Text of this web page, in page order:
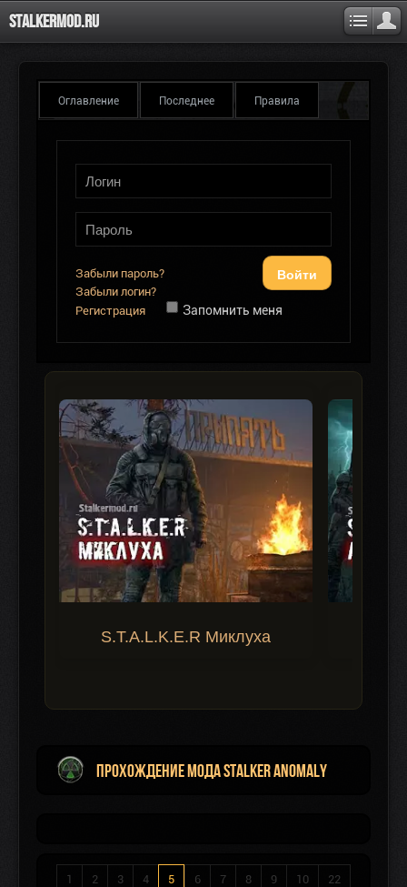
Stalkermod.ru
Оглавление Последнее Правила
Войти
Забыли пароль?
Забыли логин?
Регистрация
Запомнить меня
S.T.A.L.K.E.R Миклуха
Прохождение мода Stalker Anomaly
1 2 3 4 5 6 7 8 9 10 22